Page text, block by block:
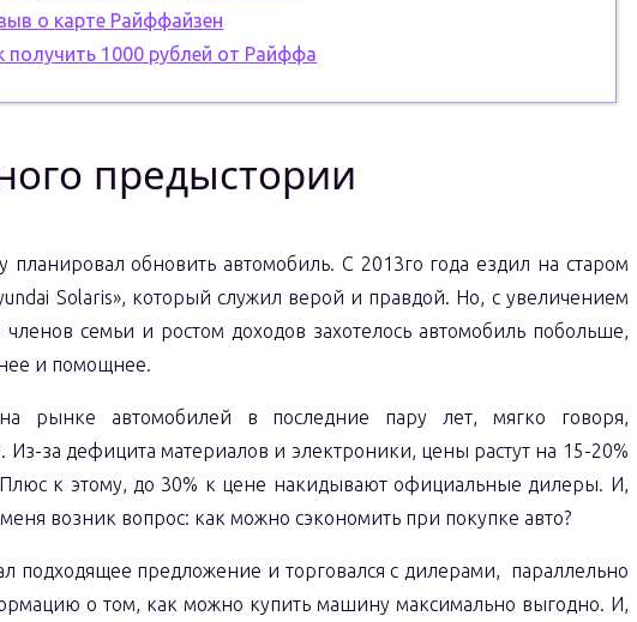
о карте Райффайзен
получить 1000 рублей от Райффа
предыстории
планировал обновить автомобиль. С 2013го года ездил на старом
Solaris», который служил верой и правдой. Но, с увеличением
членов семьи и ростом доходов захотелось автомобиль побольше,
и помощнее.
рынке автомобилей в последние пару лет, мягко говоря,
Из-за дефицита материалов и электроники, цены растут на 15-20%
к этому, до 30% к цене накидывают официальные дилеры. И,
возник вопрос: как можно сэкономить при покупке авто?
подходящее предложение и торговался с дилерами, параллельно
о том, как можно купить машину максимально выгодно. И,